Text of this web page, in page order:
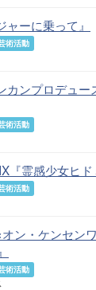
ーに乗って』
術活動
カンプロデュー
術活動
『霊感少女ヒド
術活動
ン・ケンセン
術活動